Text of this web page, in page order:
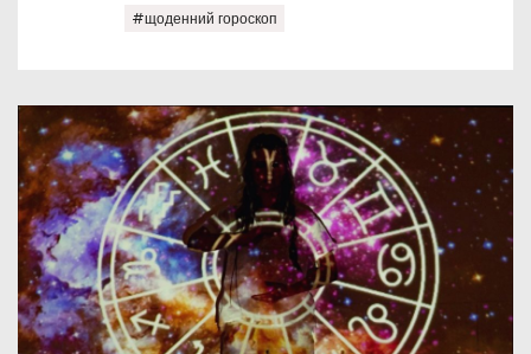
#щоденний гороскоп